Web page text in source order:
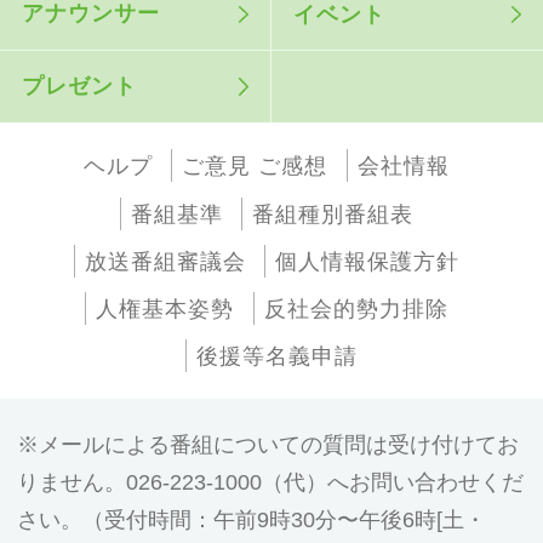
アナウンサー イベント
プレゼント
ヘルプ ご意見 ご感想
会社情報
番組基準
番組種別番組表
放送番組審議会
個人情報保護方針
人権基本姿勢
反社会的勢力排除
後援等名義申請
メールによる番組についての質問は受け付けてお
りません。026-223-1000（代）へお問い合わせくだ
さい。（受付時間：午前9時30分〜午後6時[土・